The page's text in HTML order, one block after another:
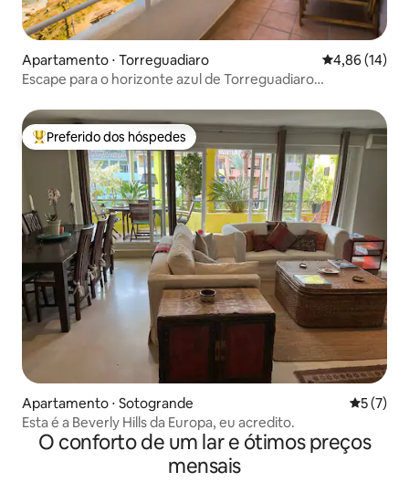
Apartamento ⋅ Torreguadiaro 4,86 de uma
4,86 (14)
Escape para o horizonte azul de Torreguadiaro
Entre os melhores preferidos dos hóspedes
Preferido dos hóspedes
Apartamento ⋅ Sotogrande 5 de
5 (7)
Esta é a Beverly Hills da Europa, eu acredito.
O conforto de um lar e ótimos preços
mensais